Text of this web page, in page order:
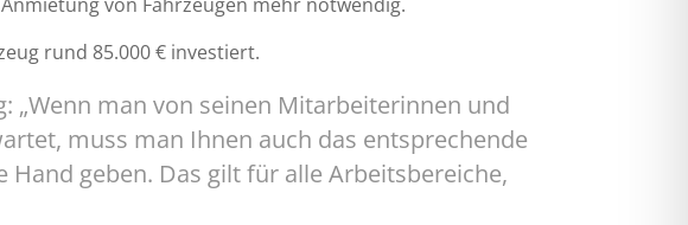
rund 85.000 € investiert.
„Wenn man von seinen Mitarbeiterinnen und
muss man Ihnen auch das entsprechende
Hand geben. Das gilt für alle Arbeitsbereiche,